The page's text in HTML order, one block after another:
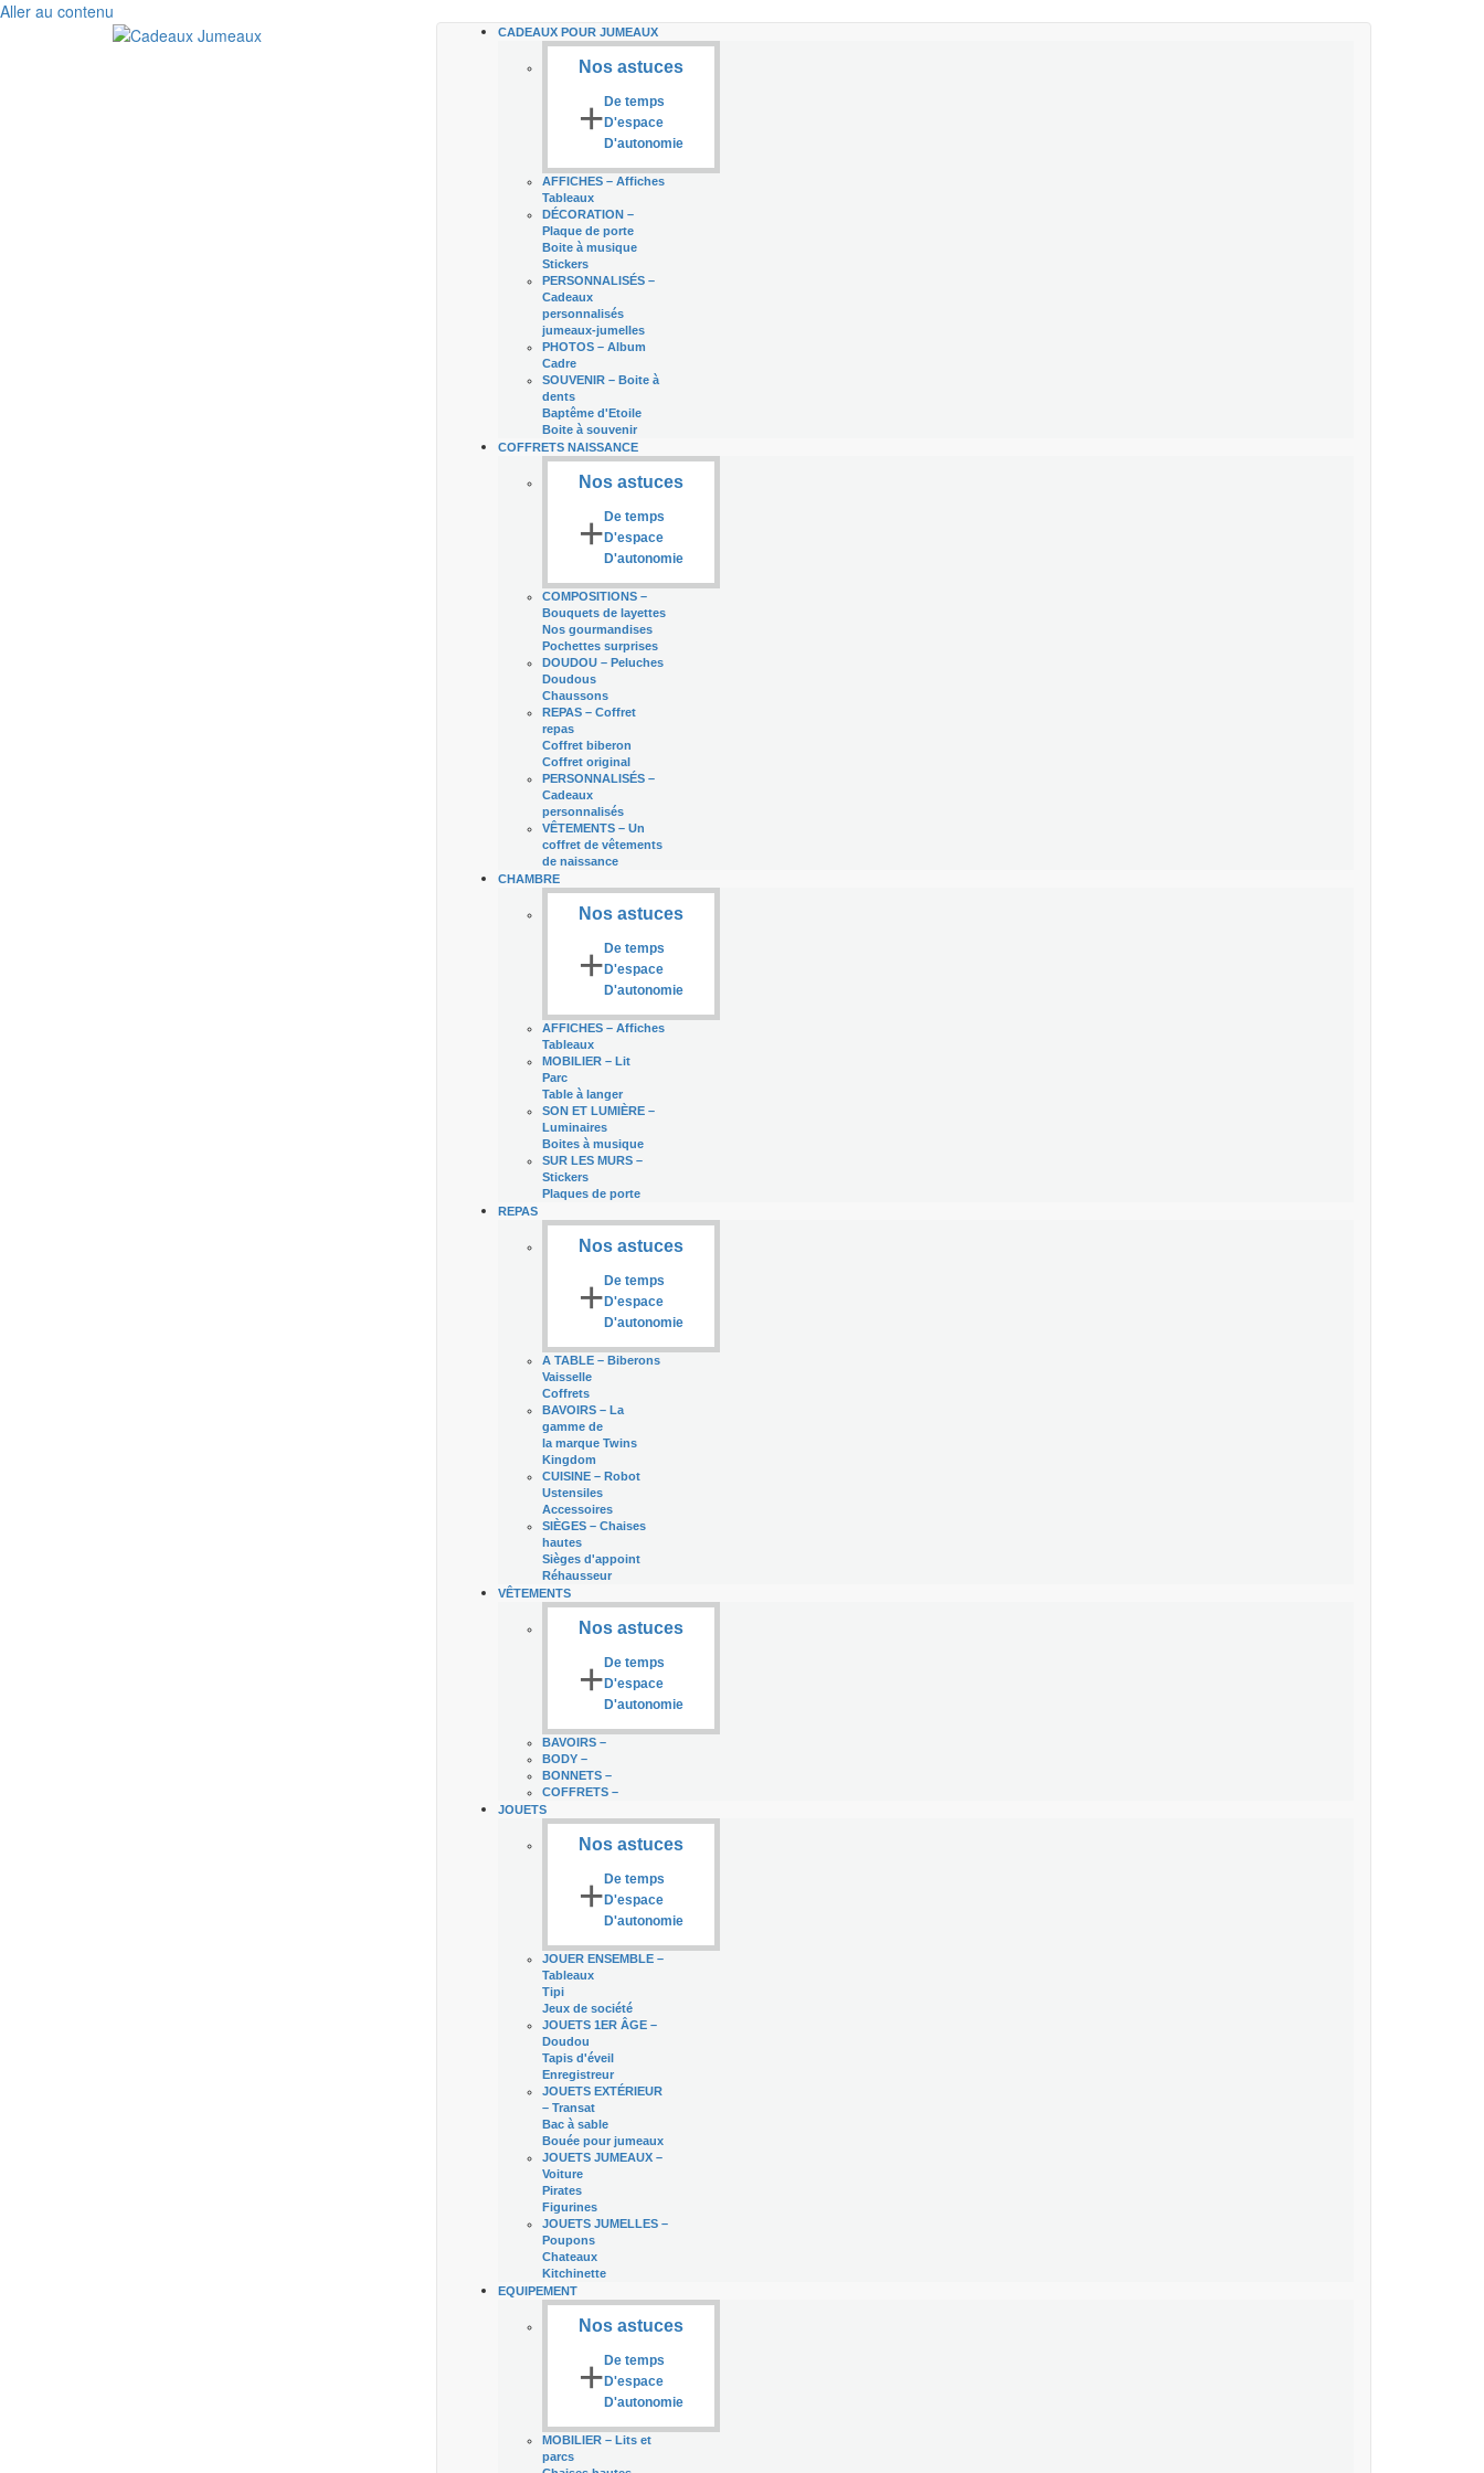
Aller au contenu
CADEAUX POUR JUMEAUX
Nos astuces
+ De temps
D'espace
D'autonomie
AFFICHES– Affiches
Tableaux
DÉCORATION–
Plaque de porte
Boite à musique
Stickers
PERSONNALISÉS–
Cadeaux
personnalisés
jumeaux-jumelles
PHOTOS– Album
Cadre
SOUVENIR– Boite à
dents
Baptême d'Etoile
Boite à souvenir
COFFRETS NAISSANCE
Nos astuces
+ De temps
D'espace
D'autonomie
COMPOSITIONS–
Bouquets de layettes
Nos gourmandises
Pochettes surprises
DOUDOU– Peluches
Doudous
Chaussons
REPAS– Coffret
repas
Coffret biberon
Coffret original
PERSONNALISÉS–
Cadeaux
personnalisés
VÊTEMENTS– Un
coffret de vêtements
de naissance
CHAMBRE
Nos astuces
+ De temps
D'espace
D'autonomie
AFFICHES– Affiches
Tableaux
MOBILIER– Lit
Parc
Table à langer
SON ET LUMIÈRE–
Luminaires
Boites à musique
SUR LES MURS–
Stickers
Plaques de porte
REPAS
Nos astuces
+ De temps
D'espace
D'autonomie
A TABLE– Biberons
Vaisselle
Coffrets
BAVOIRS– La
gamme de
la marque Twins
Kingdom
CUISINE– Robot
Ustensiles
Accessoires
SIÈGES– Chaises
hautes
Sièges d'appoint
Réhausseur
VÊTEMENTS
Nos astuces
+ De temps
D'espace
D'autonomie
BAVOIRS–
BODY–
BONNETS–
COFFRETS–
JOUETS
Nos astuces
+ De temps
D'espace
D'autonomie
JOUER ENSEMBLE–
Tableaux
Tipi
Jeux de société
JOUETS 1ER ÂGE–
Doudou
Tapis d'éveil
Enregistreur
JOUETS EXTÉRIEUR
– Transat
Bac à sable
Bouée pour jumeaux
JOUETS JUMEAUX–
Voiture
Pirates
Figurines
JOUETS JUMELLES–
Poupons
Chateaux
Kitchinette
EQUIPEMENT
Nos astuces
+ De temps
D'espace
D'autonomie
MOBILIER– Lits et
parcs